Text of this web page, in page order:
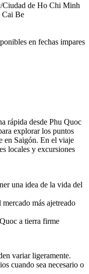
Ciudad de Ho Chi Minh
Cai Be
en fechas impares
rápida desde Phu Quoc
explorar los puntos
en Saigón. En el viaje
locales y excursiones
una idea de la vida del
más ajetreado
a tierra firme
variar ligeramente.
cuando sea necesario o